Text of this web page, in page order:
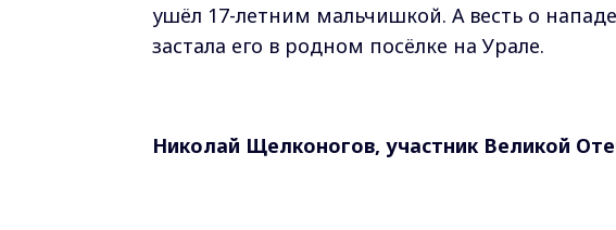
ушёл 17-летним мальчишкой. А весть о
застала его в родном посёлке на Урале.
Николай Щелконогов, участник Великой